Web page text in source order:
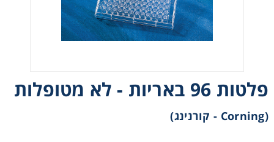
פלטות 96 באריות - לא מטופלות
(Corning - קורנינג)
Instrumentation
Pumps
Sample Preparation